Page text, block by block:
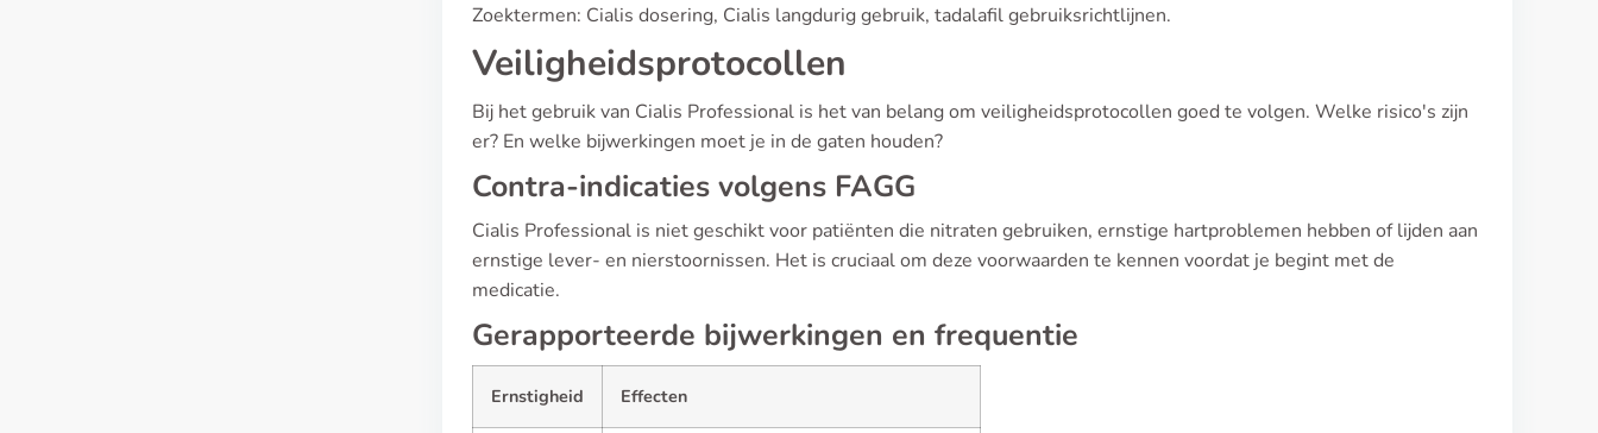
Zoektermen: Cialis dosering, Cialis langdurig gebruik, tadalafil gebruiksrichtlijnen.
Veiligheidsprotocollen
Bij het gebruik van Cialis Professional is het van belang om veiligheidsprotocollen goed te volgen. Welke risico's zijn
er? En welke bijwerkingen moet je in de gaten houden?
Contra-indicaties volgens FAGG
Cialis Professional is niet geschikt voor patiënten die nitraten gebruiken, ernstige hartproblemen hebben of lijden aan
ernstige lever- en nierstoornissen. Het is cruciaal om deze voorwaarden te kennen voordat je begint met de
medicatie.
Gerapporteerde bijwerkingen en frequentie
Ernstigheid Effecten